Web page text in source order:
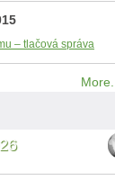
– tlačová správa
More...